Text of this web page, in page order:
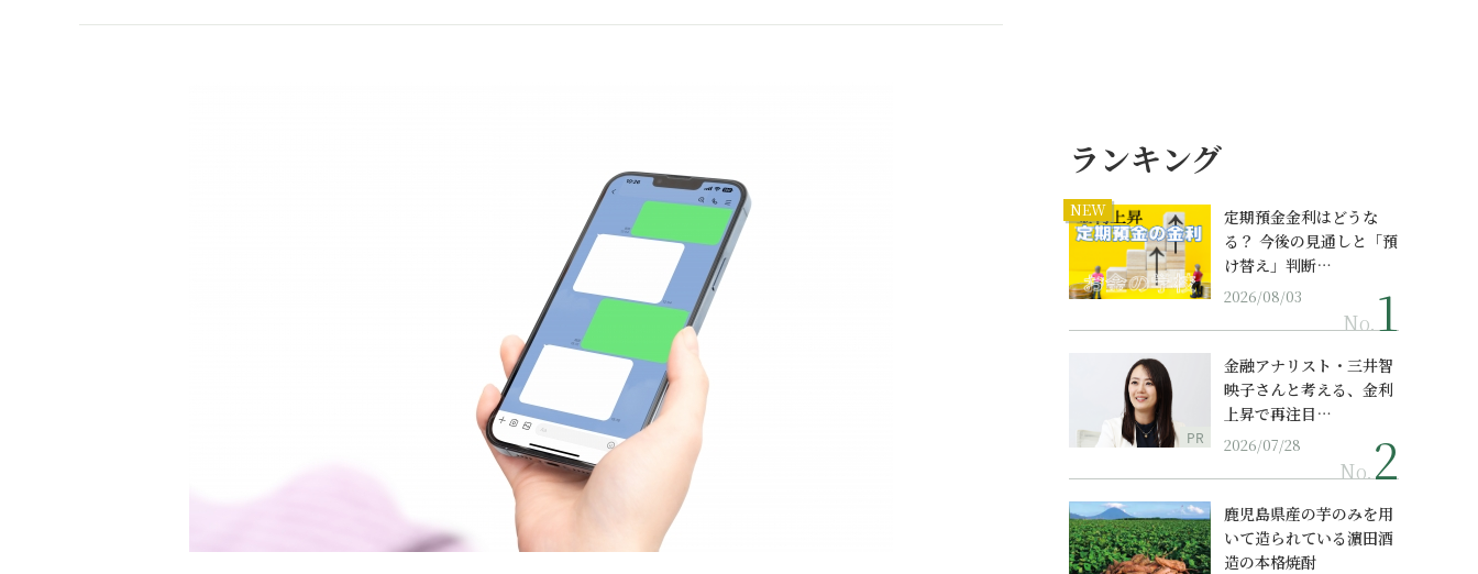
ランキング
NEW
定期預金金利はどうな
る？ 今後の見通しと「預
け替え」判断…
2026/08/03
No.
PR
金融アナリスト・三井智
映子さんと考える、金利
上昇で再注目…
2026/07/28
No.
鹿児島県産の芋のみを用
いて造られている濵田酒
造の本格焼酎